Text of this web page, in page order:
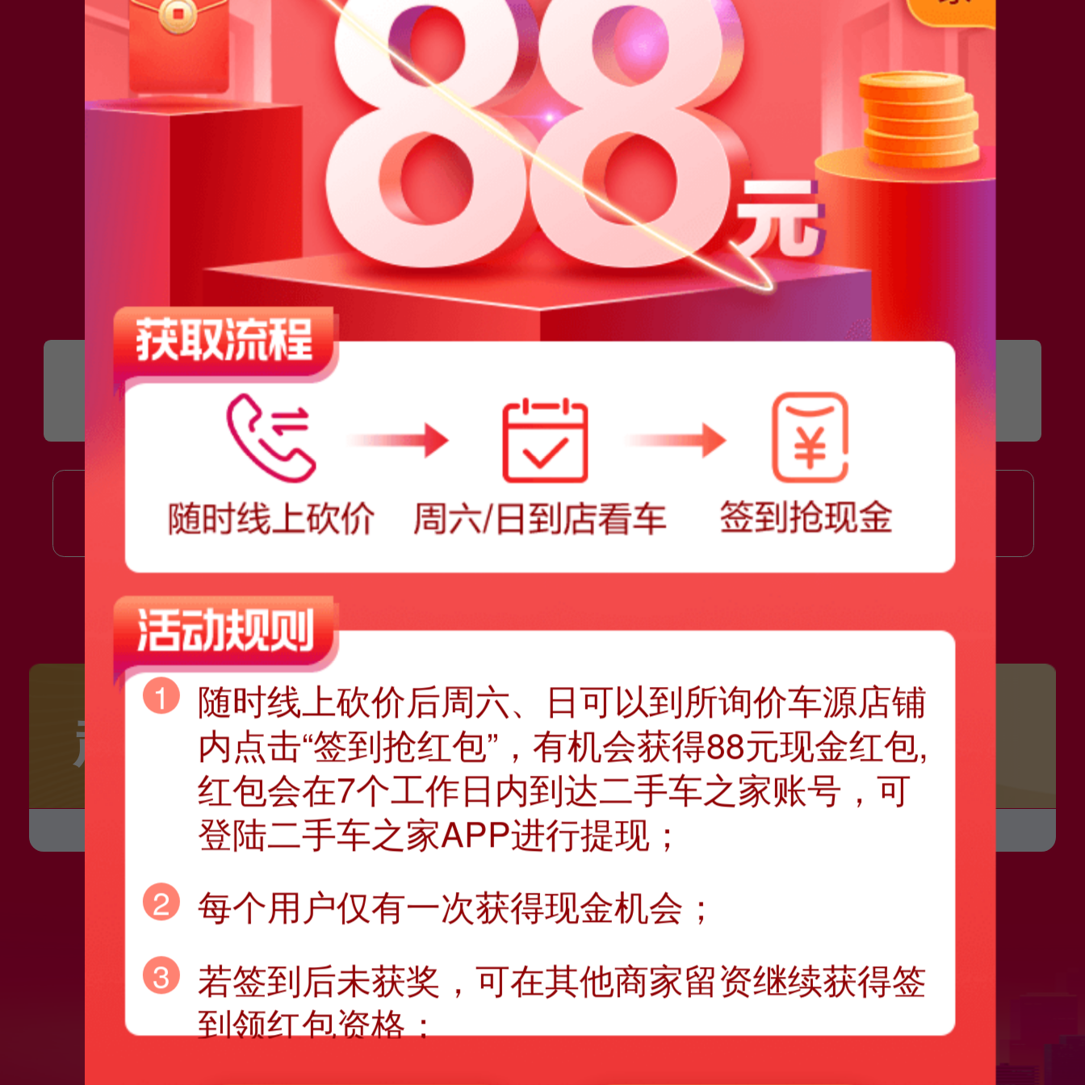
7月19日-9月30日
10万以下 10-20万 20-40万 40万以上
超级品牌秀
到底啦，祝您购车愉快
1
随时线上砍价后周六、日可以到所询价车源店铺
内点击“签到抢红包”，有机会获得88元现金红包,
红包会在7个工作日内到达二手车之家账号，可
登陆二手车之家APP进行提现；
2 每个用户仅有一次获得现金机会；
3
若签到后未获奖，可在其他商家留资继续获得签
到领红包资格；